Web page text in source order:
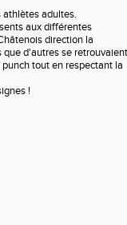
athlètes adultes.
aux différentes
direction la
d'autres se retrouvaient
tout en respectant la
!